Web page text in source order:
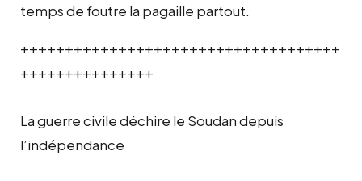
temps de foutre la pagaille partout.
++++++++++++++++++++++++++++++++++++
+++++++++++++++
La guerre civile déchire le Soudan depuis
l’indépendance